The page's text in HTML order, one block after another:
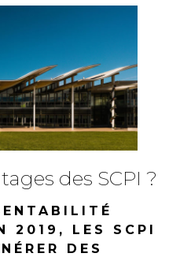
des SCPI ?
2019, LES SCPI
DES